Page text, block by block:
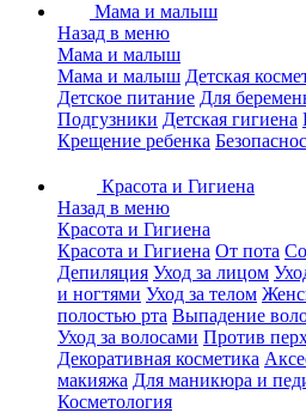
Мама и малыш
Назад в меню
Мама и малыш
Мама и малыш Детская
Детское питание Для
Подгузники Детская гигиена
Крещение ребенка
Красота и Гигиена
Назад в меню
Красота и Гигиена
Красота и Гигиена От пота
Депиляция Уход за лицом
и ногтями Уход за телом
полостью рта Выпадение
Уход за волосами Против
Декоративная косметика
макияжа Для маникюра и
Косметология